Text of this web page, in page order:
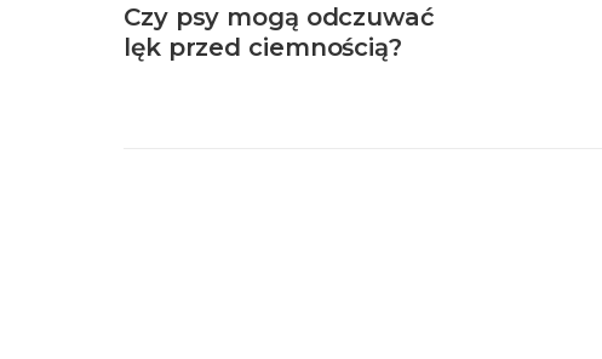
Czy psy mogą odczuwać
lęk przed ciemnością?